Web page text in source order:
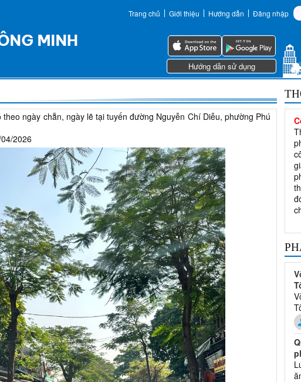
Trang chủ Giới thiệu Hướng dẫn Đăng nhập
Hướng dẫn sử dụng
ngày chẵn, ngày lẽ tại tuyến đường Nguyễn Chí Diễu, phường Phú
2026